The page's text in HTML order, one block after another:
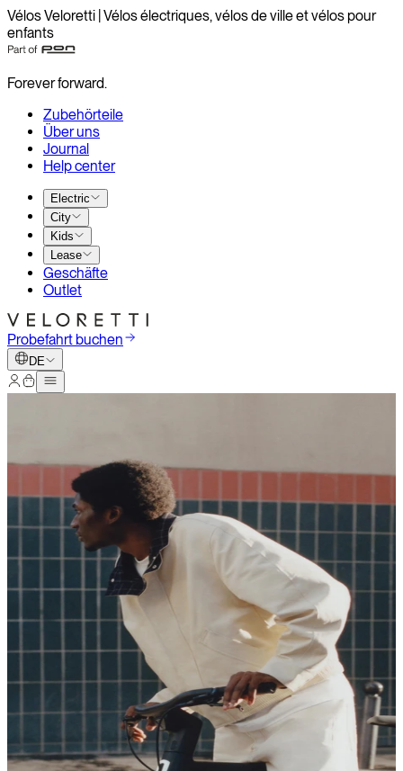
Vélos Veloretti | Vélos électriques, vélos de ville et vélos pour
enfants
Forever forward.
Zubehörteile
Über uns
Journal
Help center
Electric
City
Kids
Lease
Geschäfte
Outlet
Probefahrt buchen
DE